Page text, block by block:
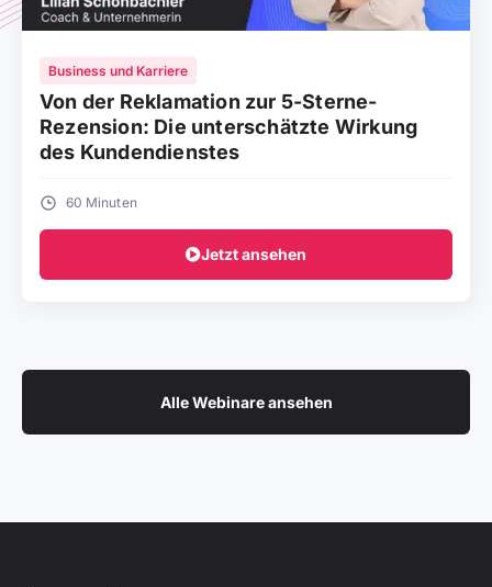
Business und Karriere
Von der Reklamation zur 5-Sterne-
Rezension: Die unterschätzte Wirkung
des Kundendienstes
60 Minuten
Jetzt ansehen
Alle Webinare ansehen